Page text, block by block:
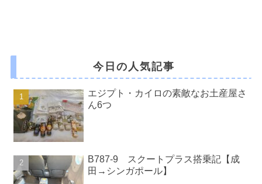
今日の人気記事
エジプト・カイロの素敵なお土産屋さ
ん6つ
B787-9 スクートプラス搭乗記【成
田→シンガポール】